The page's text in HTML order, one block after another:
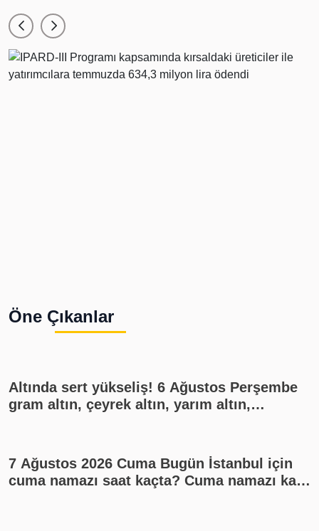
Öne Çıkanlar
Altında sert yükseliş! 6 Ağustos Perşembe
gram altın, çeyrek altın, yarım altın,
7 Ağustos 2026 Cuma Bugün İstanbul için
cuma namazı saat kaçta? Cuma namazı kaç